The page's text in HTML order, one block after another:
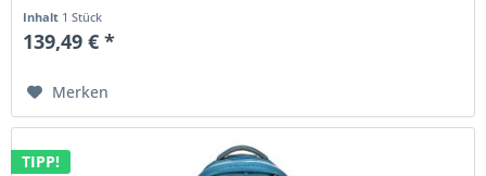
Inhalt 1 Stück
139,49 € *
Merken
TIPP!